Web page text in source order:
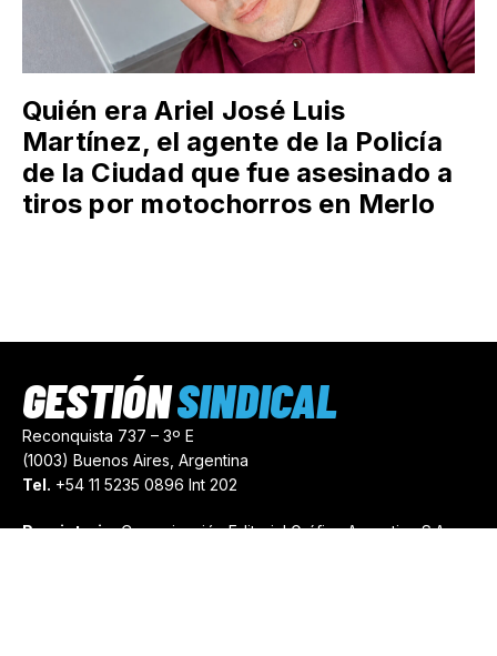
Quién era Ariel José Luis
Martínez, el agente de la Policía
de la Ciudad que fue asesinado a
tiros por motochorros en Merlo
Reconquista 737 – 3º E
(1003) Buenos Aires, Argentina
Tel. +54 11 5235 0896 Int 202
Propietario:Comunicación Editorial Gráfica Argentina S.A.
GESTIÓNSINDICAL